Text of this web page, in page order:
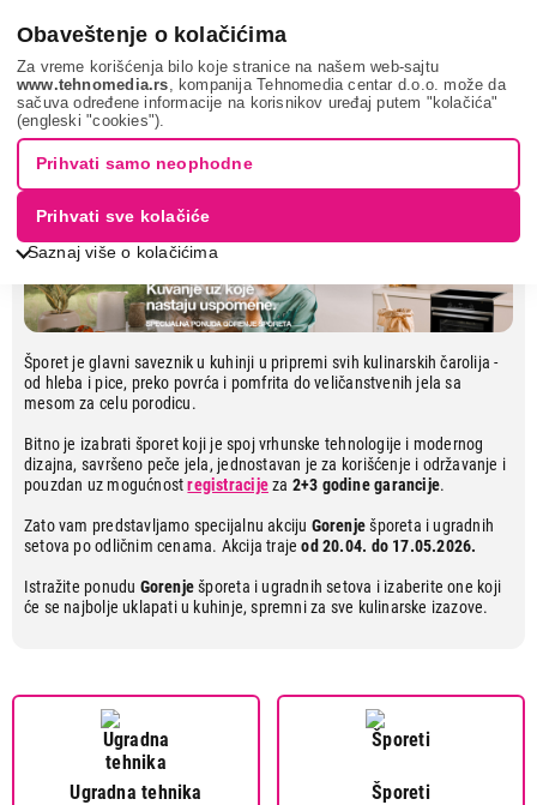
Obaveštenje o kolačićima
Za vreme korišćenja bilo koje stranice na našem web-sajtu
www.tehnomedia.rs , kompanija Tehnomedia centar d.o.o. može da
sačuva određene informacije na korisnikov uređaj putem "kolačića"
(engleski "cookies").
Saznaj više o kolačićima
Prihvati samo neophodne
Prihvati sve kolačiće
Kuvanje uz koje nastaju uspomene
Šporet je glavni saveznik u kuhinji u pripremi svih kulinarskih čarolija -
od hleba i pice, preko povrća i pomfrita do veličanstvenih jela sa
mesom za celu porodicu.
Bitno je izabrati šporet koji je spoj vrhunske tehnologije i modernog
dizajna, savršeno peče jela, jednostavan je za korišćenje i održavanje i
pouzdan uz mogućnostregistracijeza 2+3 godine garancije.
Zato vam predstavljamo specijalnu akciju Gorenješporeta i ugradnih
setova po odličnim cenama. Akcija trajeod 20.04. do 17.05.2026.
Istražite ponudu Gorenješporeta i ugradnih setova i izaberite one koji
će se najbolje uklapati u kuhinje, spremni za sve kulinarske izazove.
Ugradna tehnika Šporeti